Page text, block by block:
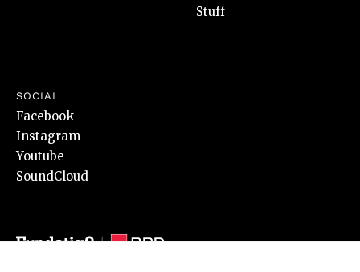
Stuff
SOCIAL
Facebook
Instagram
Youtube
SoundCloud